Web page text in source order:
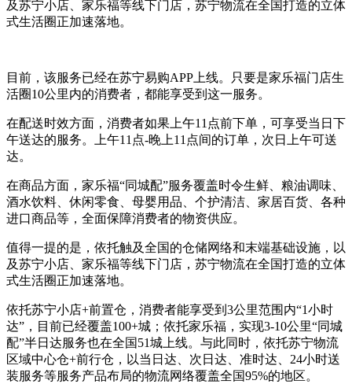
及苏宁小店、家乐福等线下门店，苏宁物流在全国打造的立体
式生活圈正加速落地。
目前，该服务已经在苏宁易购APP上线。只要是家乐福门店生
活圈10公里内的消费者，都能享受到这一服务。
在配送时效方面，消费者如果上午11点前下单，可享受当日下
午送达的服务。上午11点-晚上11点间的订单，次日上午可送
达。
在商品方面，家乐福“同城配”服务覆盖时令生鲜、粮油调味、
酒水饮料、休闲零食、母婴用品、个护清洁、家居百货、各种
进口商品等，全面保障消费者的物资供应。
值得一提的是，依托触及全国的仓储网络和末端基础设施，以
及苏宁小店、家乐福等线下门店，苏宁物流在全国打造的立体
式生活圈正加速落地。
依托苏宁小店+前置仓，消费者能享受到3公里范围内“1小时
达”，目前已经覆盖100+城；依托家乐福，实现3-10公里“同城
配”半日达服务也在全国51城上线。与此同时，依托苏宁物流
区域中心仓+前行仓，以当日达、次日达、准时达、24小时送
装服务等服务产品布局的物流网络覆盖全国95%的地区。